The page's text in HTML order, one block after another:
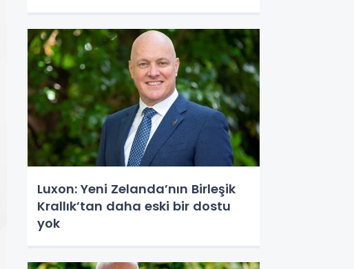
Luxon: Yeni Zelanda’nın Birleşik
Krallık’tan daha eski bir dostu
yok